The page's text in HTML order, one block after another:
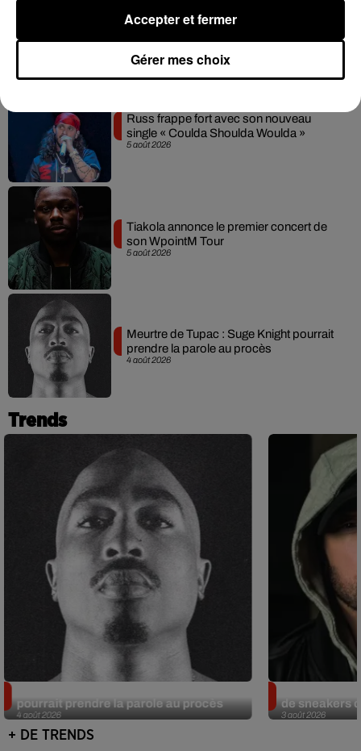
session live surprise
5 août 2026
Russ frappe fort avec son nouveau
single « Coulda Shoulda Woulda »
5 août 2026
Tiakola annonce le premier concert de
son WpointM Tour
4 août 2026
Meurtre de Tupac : Suge Knight pourrait
prendre la parole au procès
Trends
4 août 2026
pourrait prendre la parole au procès
3 août 2026
de sneakers
+ DE TRENDS
Gérer mes choix
Accepter et fermer